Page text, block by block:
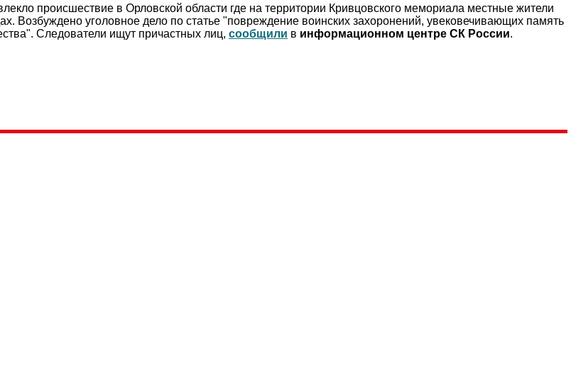
происшествие в Орловской области где на территории Кривцовского мемориала местные жители
Возбуждено уголовное дело по статье "повреждение воинских захоронений, увековечивающих память
Следователи ищут причастных лиц, сообщили в информационном центре СК России.